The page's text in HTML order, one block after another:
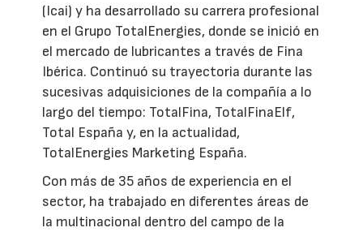
(Icai) y ha desarrollado su carrera profesional
en el Grupo TotalEnergies, donde se inició en
el mercado de lubricantes a través de Fina
Ibérica. Continuó su trayectoria durante las
sucesivas adquisiciones de la compañía a lo
largo del tiempo: TotalFina, TotalFinaElf,
Total España y, en la actualidad,
TotalEnergies Marketing España.
Con más de 35 años de experiencia en el
sector, ha trabajado en diferentes áreas de
la multinacional dentro del campo de la